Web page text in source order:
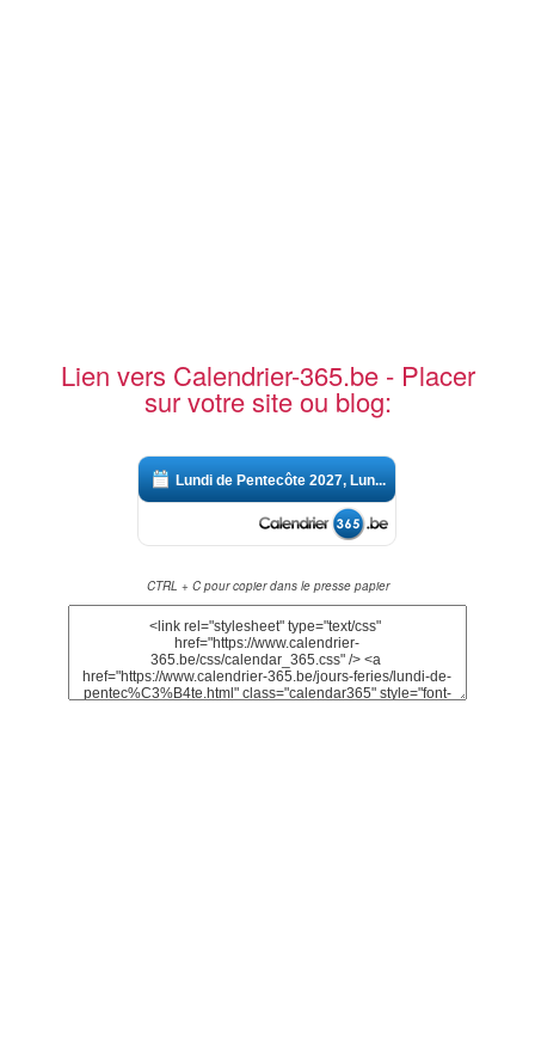
Lien vers Calendrier-365.be - Placer
sur votre site ou blog:
Lundi de Pentecôte 2027, Lun...
CTRL + C pour copier dans le presse papier